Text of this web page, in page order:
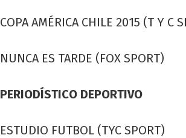
COPA AMÉRICA CHILE 2015 (T Y C
NUNCA ES TARDE (FOX SPORT)
PERIODÍSTICO DEPORTIVO
ESTUDIO FUTBOL (TYC SPORT)